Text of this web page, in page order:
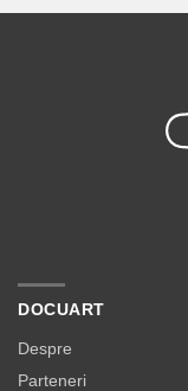
DOCUART
Despre
Parteneri